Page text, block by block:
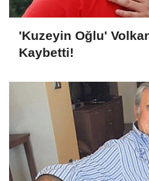
'Kuzeyin Oğlu'
Kaybetti!